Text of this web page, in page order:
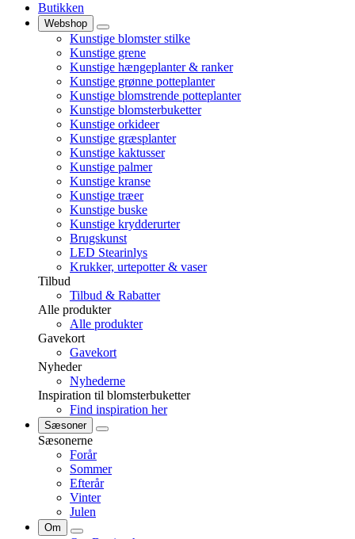
Butikken
Webshop
Kunstige blomster stilke
Kunstige grene
Kunstige hængeplanter & ranker
Kunstige grønne potteplanter
Kunstige blomstrende potteplanter
Kunstige blomsterbuketter
Kunstige orkideer
Kunstige græsplanter
Kunstige kaktusser
Kunstige palmer
Kunstige kranse
Kunstige træer
Kunstige buske
Kunstige krydderurter
Brugskunst
LED Stearinlys
Krukker, urtepotter & vaser
Tilbud
Tilbud & Rabatter
Alle produkter
Alle produkter
Gavekort
Gavekort
Nyheder
Nyhederne
Inspiration til blomsterbuketter
Find inspiration her
Sæsoner
Sæsonerne
Forår
Sommer
Efterår
Vinter
Julen
Om